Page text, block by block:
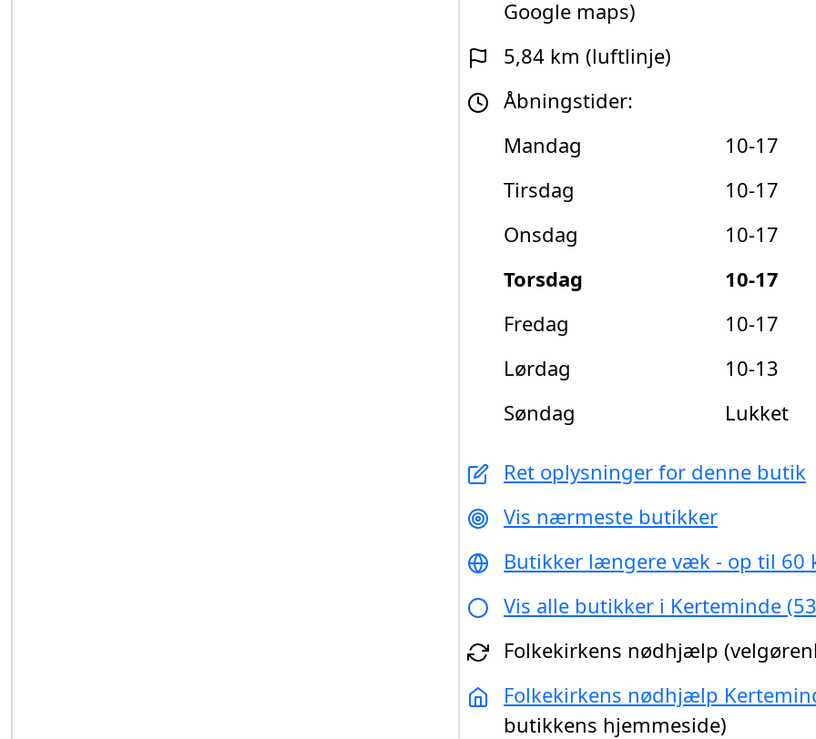
Google maps)
5,84 km (luftlinje)
Åbningstider:
Mandag
10-17
Tirsdag
10-17
Onsdag
10-17
Torsdag
10-17
Fredag
10-17
Lørdag
10-13
Søndag
Lukket
Ret oplysninger for denne butik
Vis nærmeste butikker
Butikker længere væk - op til 60
Vis alle butikker i Kerteminde
Folkekirkens nødhjælp
Folkekirkens nødhjælp
butikkens hjemmeside)